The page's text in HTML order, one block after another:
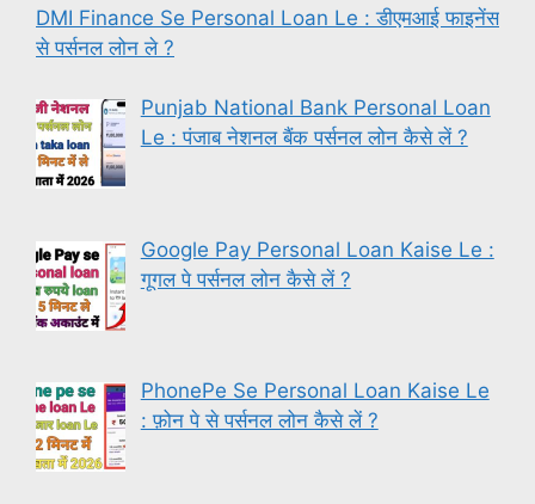
DMI Finance Se Personal Loan Le : डीएमआई फाइनेंस
से पर्सनल लोन ले ?
Punjab National Bank Personal Loan
Le : पंजाब नेशनल बैंक पर्सनल लोन कैसे लें ?
Google Pay Personal Loan Kaise Le :
गूगल पे पर्सनल लोन कैसे लें ?
PhonePe Se Personal Loan Kaise Le
: फ़ोन पे से पर्सनल लोन कैसे लें ?